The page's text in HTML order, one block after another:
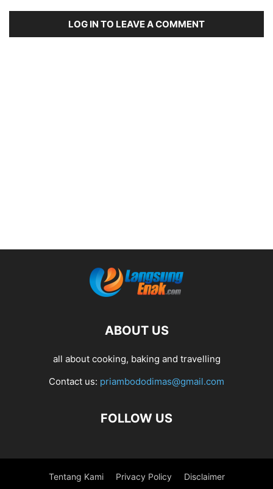
LOG IN TO LEAVE A COMMENT
ABOUT US
all about cooking, baking and travelling
Contact us: priambododimas@gmail.com
FOLLOW US
Tentang Kami Privacy Policy Disclaimer